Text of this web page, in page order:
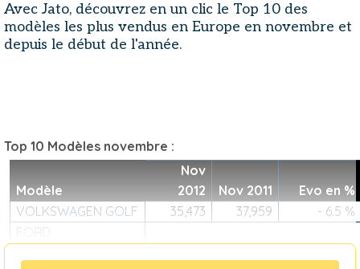
Avec Jato, découvrez en un clic le Top 10 des
modèles les plus vendus en Europe en novembre et
depuis le début de l'année.
Top 10 Modèles novembre :
Modèle
Nov
2012
Nov 2011
Evo en %
VOLKSWAGEN GOLF
35,473 37,959
- 6.5 %
FORD